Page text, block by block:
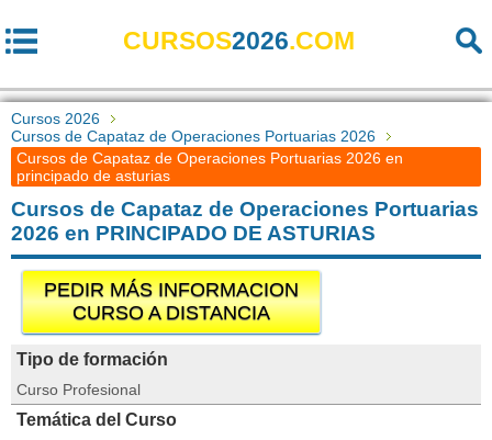
CURSOS2026.COM
Cursos 2026
Cursos de Capataz de Operaciones Portuarias 2026
Cursos de Capataz de Operaciones Portuarias 2026 en
principado de asturias
Cursos de Capataz de Operaciones Portuarias
2026 en PRINCIPADO DE ASTURIAS
PEDIR MÁS INFORMACION
CURSO A DISTANCIA
Tipo de formación
Curso Profesional
Temática del Curso